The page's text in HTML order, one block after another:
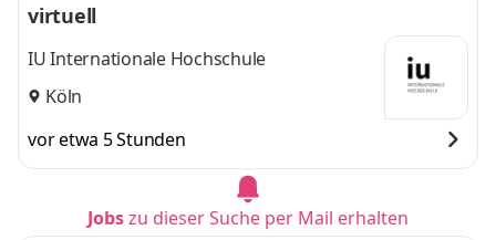
virtuell
IU Internationale Hochschule
Köln
vor etwa 5 Stunden
Jobszu dieser Suche per Mail erhalten